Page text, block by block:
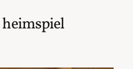
heimspiel